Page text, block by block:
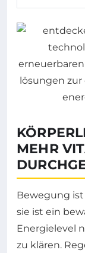
MEHR
Bewegung ist
sie ist ein
Energielevel
zu klären.